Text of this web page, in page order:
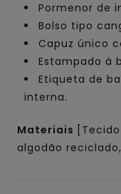
Pormenor de
Bolso tipo
Capuz único
Estampado à
Etiqueta de
interna.
Materiais
algodão